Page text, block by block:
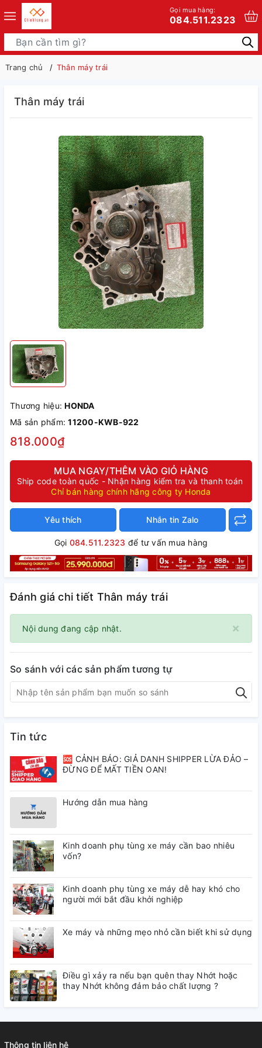
Gọi mua hàng:
084.511.2323
Trang chủ Thân máy trái
Thân máy trái
Thương hiệu:HONDA
Mã sản phẩm:11200-KWB-922
818.000₫
MUA NGAY/THÊM VÀO GIỎ HÀNG
Ship code toàn quốc - Nhận hàng kiểm tra và thanh toán
Chỉ bán hàng chính hãng công ty Honda
Yêu thích Nhắn tin Zalo
Gọi 084.511.2323 để tư vấn mua hàng
Đánh giá chi tiết Thân máy trái
×
Nội dung đang cập nhật.
So sánh với các sản phẩm tương tự
Tin tức
🆘 CẢNH BÁO: GIẢ DANH SHIPPER LỪA ĐẢO –
ĐỪNG ĐỂ MẤT TIỀN OAN!
Hướng dẫn mua hàng
Kinh doanh phụ tùng xe máy cần bao nhiêu
vốn?
Kinh doanh phụ tùng xe máy dễ hay khó cho
người mới bắt đầu khởi nghiệp
Xe máy và những mẹo nhỏ cần biết khi sử dụng
Điều gì xảy ra nếu bạn quên thay Nhớt hoặc
thay Nhớt không đảm bảo chất lượng ?
Thông tin liên hệ